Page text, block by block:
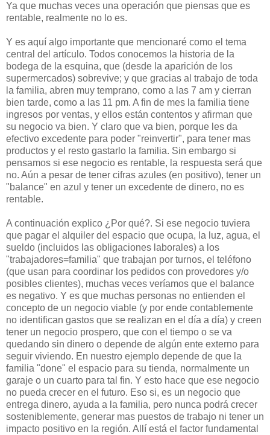
Ya que muchas veces una operación que piensas que es
rentable, realmente no lo es.
Y es aquí algo importante que mencionaré como el tema
central del artículo. Todos conocemos la historia de la
bodega de la esquina, que (desde la aparición de los
supermercados) sobrevive; y que gracias al trabajo de toda
la familia, abren muy temprano, como a las 7 am y cierran
bien tarde, como a las 11 pm. A fin de mes la familia tiene
ingresos por ventas, y ellos están contentos y afirman que
su negocio va bien. Y claro que va bien, porque les da
efectivo excedente para poder "reinvertir", para tener mas
productos y el resto gastarlo la familia. Sin embargo si
pensamos si ese negocio es rentable, la respuesta será que
no. Aún a pesar de tener cifras azules (en positivo), tener un
"balance" en azul y tener un excedente de dinero, no es
rentable.
A continuación explico ¿Por qué?. Si ese negocio tuviera
que pagar el alquiler del espacio que ocupa, la luz, agua, el
sueldo (incluidos las obligaciones laborales) a los
"trabajadores=familia" que trabajan por turnos, el teléfono
(que usan para coordinar los pedidos con provedores y/o
posibles clientes), muchas veces veríamos que el balance
es negativo. Y es que muchas personas no entienden el
concepto de un negocio viable (y por ende contablemente
no identifican gastos que se realizan en el día a día) y creen
tener un negocio prospero, que con el tiempo o se va
quedando sin dinero o depende de algún ente externo para
seguir viviendo. En nuestro ejemplo depende de que la
familia "done" el espacio para su tienda, normalmente un
garaje o un cuarto para tal fin. Y esto hace que ese negocio
no pueda crecer en el futuro. Eso si, es un negocio que
entrega dinero, ayuda a la familia, pero nunca podrá crecer
sosteniblemente, generar mas puestos de trabajo ni tener un
impacto positivo en la región. Allí está el factor fundamental